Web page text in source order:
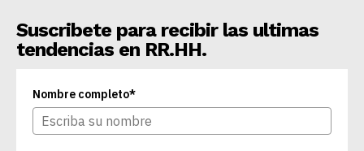
Suscribete para recibir las ultimas
tendencias en RR.HH.
Nombre completo*